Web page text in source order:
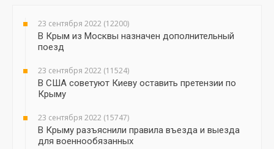
23 сентября 2022 (12200)
В Крым из Москвы назначен дополнительный
поезд
23 сентября 2022 (11524)
В США советуют Киеву оставить претензии по
Крыму
23 сентября 2022 (15747)
В Крыму разъяснили правила въезда и выезда
для военнообязанных